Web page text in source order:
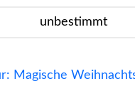
unbestimmt